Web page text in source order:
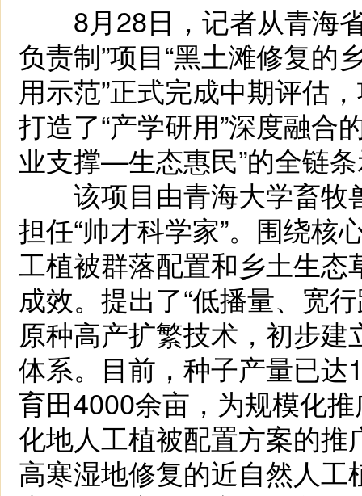
8月28日，记者从青海省
负责制”项目“黑土滩修复的
用示范”正式完成中期评估
打造了“产学研用”深度融
业支撑—生态惠民”的全链
该项目由青海大学畜牧
担任“帅才科学家”。围绕核
工植被群落配置和乡土生
成效。提出了“低播量、宽
原种高产扩繁技术，初步
体系。目前，种子产量已
育田4000余亩，为规模化
化地人工植被配置方案的
高寒湿地修复的近自然人